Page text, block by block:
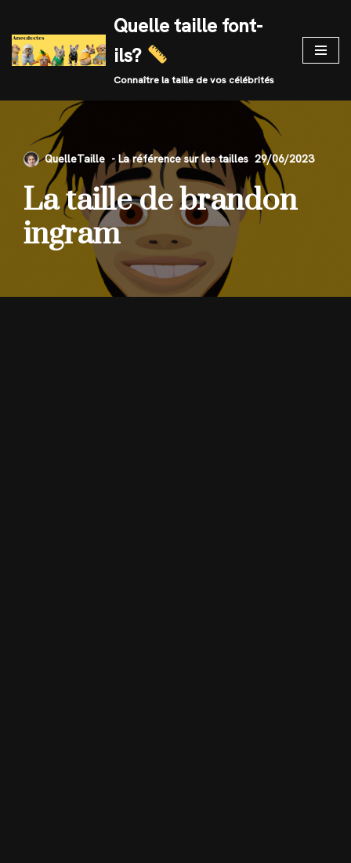
Skip
to
Quelle taille font-
ils?
Connaître la taille de vos célébrités
QuelleTaille 29/06/2023
La taille de brandon
ingram